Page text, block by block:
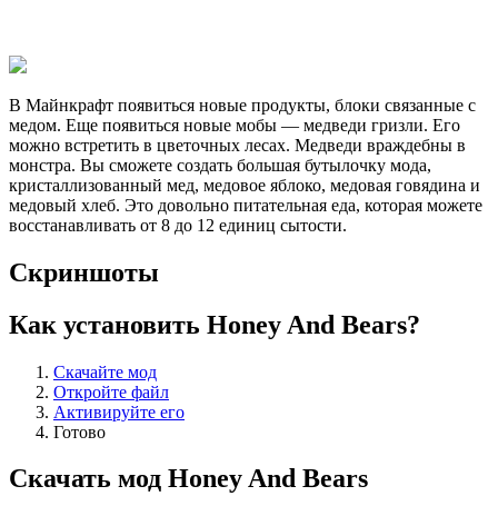
В Майнкрафт появиться новые продукты, блоки связанные с
медом. Еще появиться новые мобы — медведи гризли. Его
можно встретить в цветочных лесах. Медведи враждебны в
монстра. Вы сможете создать большая бутылочку мода,
кристаллизованный мед, медовое яблоко, медовая говядина и
медовый хлеб. Это довольно питательная еда, которая можете
восстанавливать от 8 до 12 единиц сытости.
Скриншоты
Как установить Honey And Bears?
Скачайте мод
Откройте файл
Активируйте его
Готово
Скачать мод Honey And Bears